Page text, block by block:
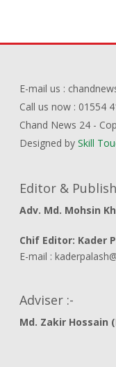
E-mail us :
Call us now : 01554
Chand News 24 -
Designed bySkill
Editor &
Adv. Md. Mohsin
Chif Editor: Kader
E-mail :
Adviser :-
Md. Zakir Hossain